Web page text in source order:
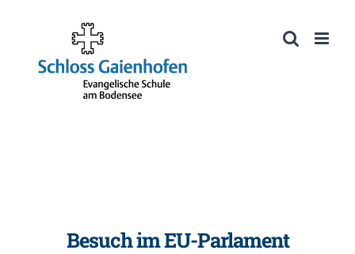
Werkzeugleiste öffnen
springen
Besuch im EU-Parlament